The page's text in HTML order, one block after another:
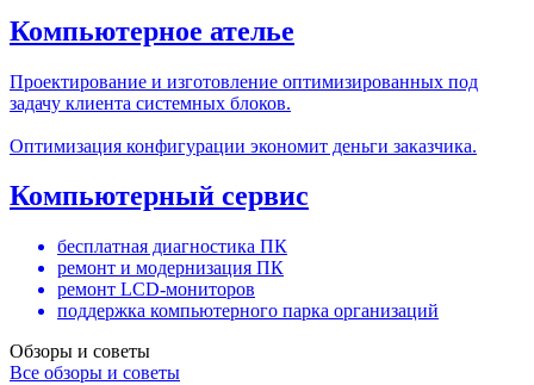
Компьютерное ателье
Проектирование и изготовление оптимизированных под
задачу клиента системных блоков.
Оптимизация конфигурации экономит деньги заказчика.
Компьютерный сервис
бесплатная диагностика ПК
ремонт и модернизация ПК
ремонт LCD-мониторов
поддержка компьютерного парка организаций
Обзоры и советы
Все обзоры и советы